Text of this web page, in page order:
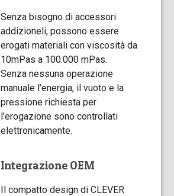
Senza bisogno di accessori
addizioneli, possono essere
erogati materiali con viscosità da
10mPas a 100.000 mPas.
Senza nessuna operazione
manuale l’energia, il vuoto e la
pressione richiesta per
l’erogazione sono controllati
elettronicamente.
Integrazione OEM
Il compatto design di CLEVER